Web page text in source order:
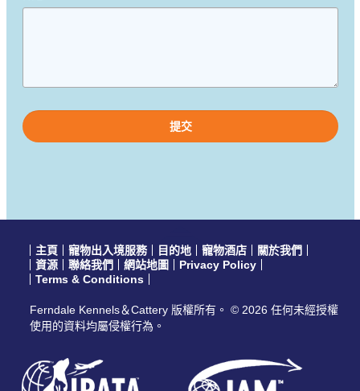
leave
this
field
主頁 寵物出入境服務 目的地 寵物酒店
關於我們
資源
聯絡我們 網站地圖
Privacy Policy
Terms & Conditions
Ferndale Kennels＆Cattery 版權所有。 © 2026 任何未經授權
使用的資料均屬侵權行為。